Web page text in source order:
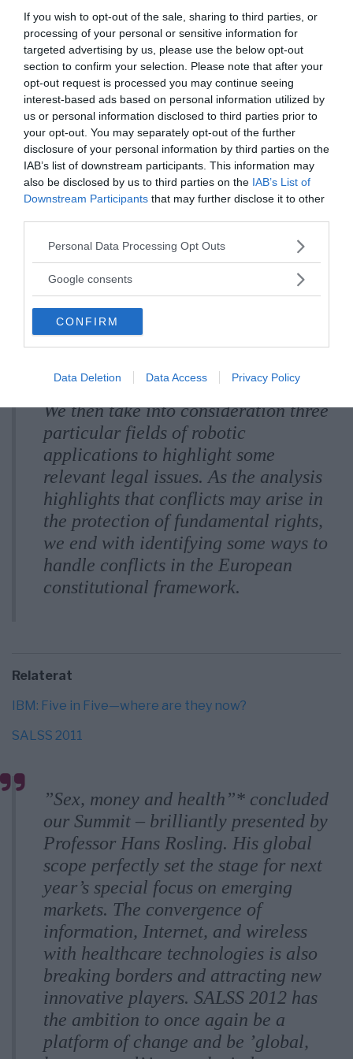
If you wish to opt-out of the sale, sharing to third parties, or
processing of your personal or sensitive information for
targeted advertising by us, please use the below opt-out
section to confirm your selection. Please note that after your
opt-out request is processed you may continue seeing
interest-based ads based on personal information utilized by
us or personal information disclosed to third parties prior to
your opt-out. You may separately opt-out of the further
disclosure of your personal information by third parties on the
IAB’s list of downstream participants. This information may
also be disclosed by us to third parties on the IAB’s List of
Downstream Participants that may further disclose it to other
Please note that this website/app uses one or more Google
not limited to your visit or usage behaviour. You may click to
use your data for below specified purposes in below Google
consent section.
Personal Data Processing Opt Outs
Google consents
CONFIRM
Data Deletion Data Access Privacy Policy
shaped in law. Against this
background, this paper aims at
discussing the protection of
fundamental rights in contemporary
technology-pervaded society. We will
adopt a European Union perspective,
because the EU’s dual aim of
fostering an innovation-friendly
internal market as well as an area of
freedom, security, and justice makes
the regulation of robotics
particularly salient in this
jurisdiction.
After an introduction into EU
fundamental rights and robotics, we
discuss how fundamental rights are
challenged by robotic technologies.
We then take into consideration three
particular fields of robotic
applications to highlight some
relevant legal issues. As the analysis
highlights that conflicts may arise in
the protection of fundamental rights,
we end with identifying some ways to
handle conflicts in the European
constitutional framework.
Relaterat
IBM: Five in Five—where are they now?
SALSS 2011
”Sex, money and health”* concluded
our Summit – brilliantly presented by
Professor Hans Rosling. His global
scope perfectly set the stage for next
year’s special focus on emerging
markets. The convergence of
information, Internet, and wireless
with healthcare technologies is also
breaking borders and attracting new
innovative players. SALSS 2012 has
the ambition to once again be a
platform of change and be ’global,